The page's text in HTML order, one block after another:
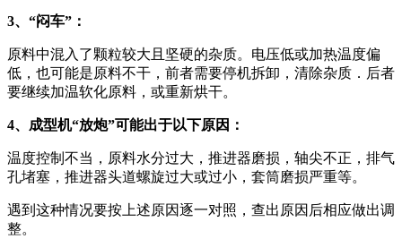
3、“闷车”：
原料中混入了颗粒较大且坚硬的杂质。电压低或加热温度偏
低，也可能是原料不干，前者需要停机拆卸，清除杂质．后者
要继续加温软化原料，或重新烘干。
4、成型机“放炮”可能出于以下原因：
温度控制不当，原料水分过大，推进器磨损，轴尖不正，排气
孔堵塞，推进器头道螺旋过大或过小，套筒磨损严重等。
遇到这种情况要按上述原因逐一对照，查出原因后相应做出调
整。